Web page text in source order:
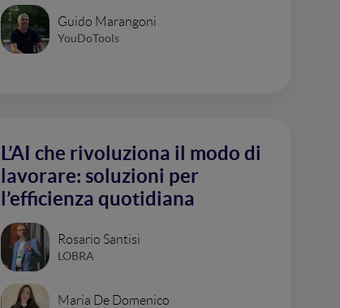
Guido Marangoni
YouDoTools
L’AI che rivoluziona il modo di
lavorare: soluzioni per
l’efficienza quotidiana
Rosario Santisi
LOBRA
Maria De Domenico